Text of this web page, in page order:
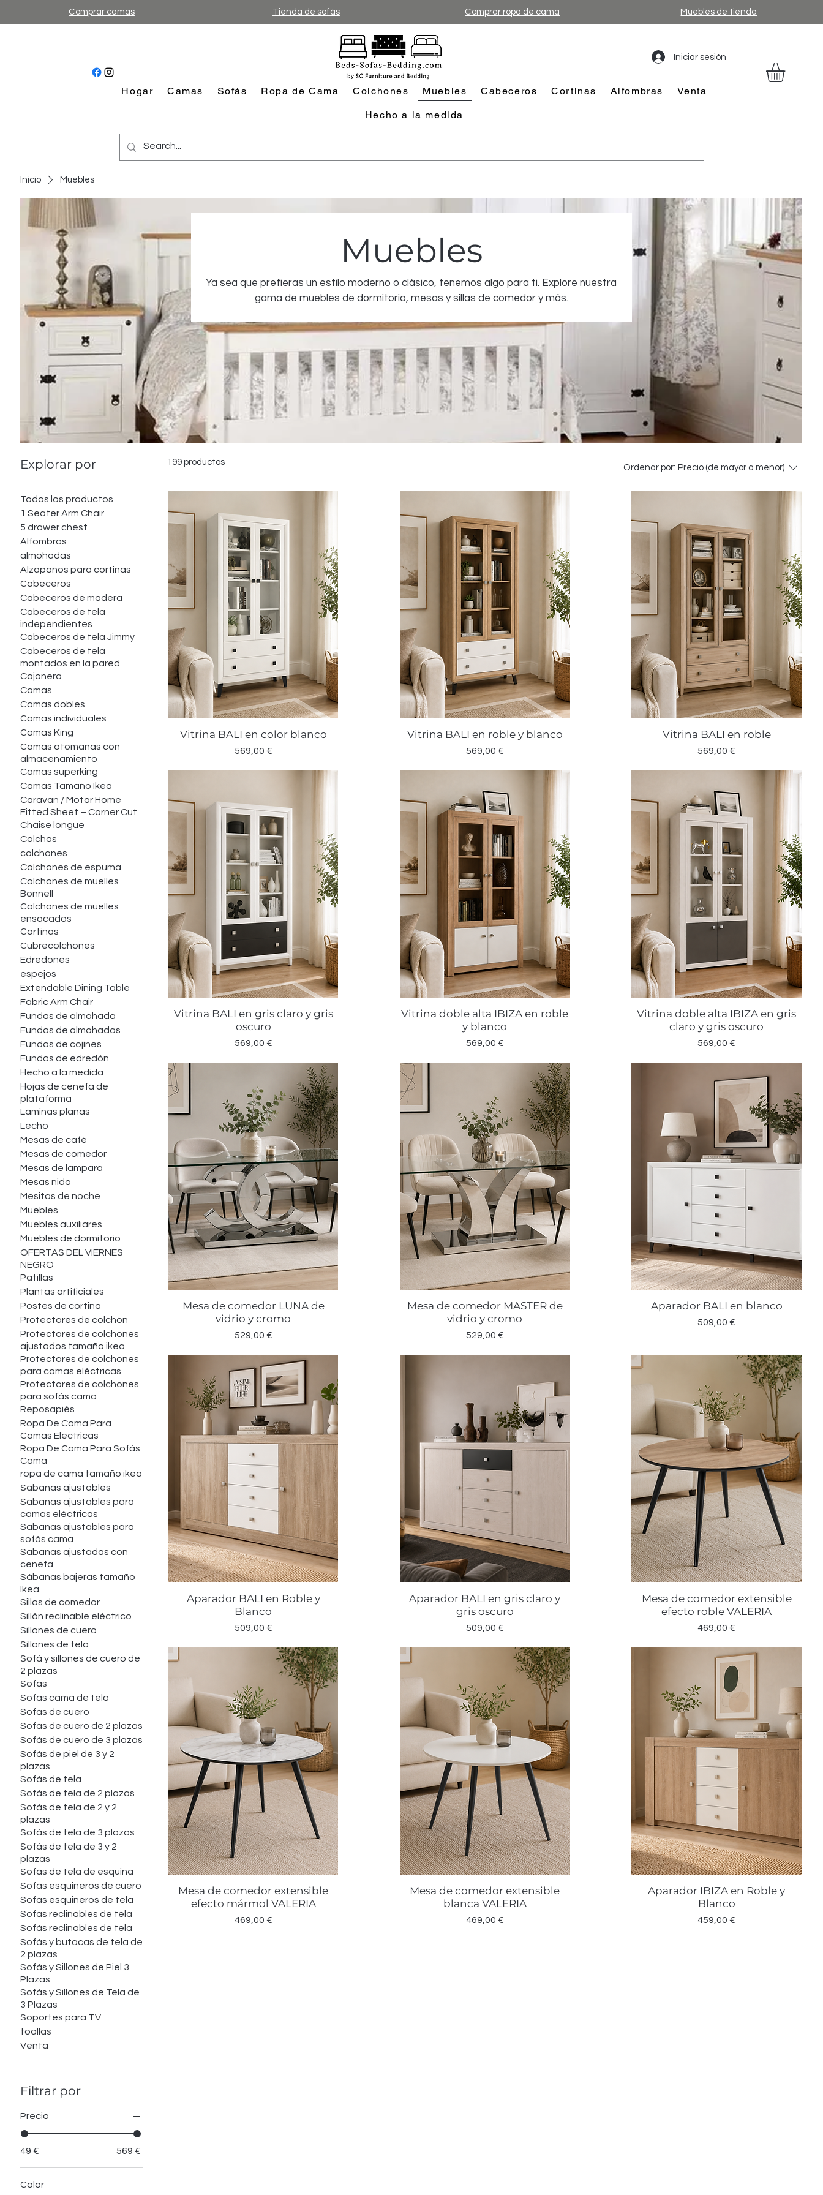
Comprar camas Tienda de sofás Comprar ropa de cama Muebles de tienda
Iniciar sesión
Hogar Camas Sofás Ropa de Cama Colchones Muebles Cabeceros Cortinas Alfombras Venta
Hecho a la medida
Inicio Muebles
Muebles
Ya sea que prefieras un estilo moderno o clásico, tenemos algo para ti. Explore nuestra
gama de muebles de dormitorio, mesas y sillas de comedor y más.
Explorar por
Todos los productos
1 Seater Arm Chair
5 drawer chest
Alfombras
almohadas
Alzapaños para cortinas
Cabeceros
Cabeceros de madera
Cabeceros de tela
independientes
Cabeceros de tela Jimmy
Cabeceros de tela
montados en la pared
Cajonera
Camas
Camas dobles
Camas individuales
Camas King
Camas otomanas con
almacenamiento
Camas superking
Camas Tamaño Ikea
Caravan / Motor Home
Fitted Sheet – Corner Cut
Chaise longue
Colchas
colchones
Colchones de espuma
Colchones de muelles
Bonnell
Colchones de muelles
ensacados
Cortinas
Cubrecolchones
Edredones
espejos
Extendable Dining Table
Fabric Arm Chair
Fundas de almohada
Fundas de almohadas
Fundas de cojines
Fundas de edredón
Hecho a la medida
Hojas de cenefa de
plataforma
Láminas planas
Lecho
Mesas de café
Mesas de comedor
Mesas de lámpara
Mesas nido
Mesitas de noche
Muebles
Muebles auxiliares
Muebles de dormitorio
OFERTAS DEL VIERNES
NEGRO
Patillas
Plantas artificiales
Postes de cortina
Protectores de colchón
Protectores de colchones
ajustados tamaño ikea
Protectores de colchones
para camas eléctricas
Protectores de colchones
para sofás cama
Reposapiés
Ropa De Cama Para
Camas Eléctricas
Ropa De Cama Para Sofás
Cama
ropa de cama tamaño ikea
Sábanas ajustables
Sábanas ajustables para
camas eléctricas
Sábanas ajustables para
sofás cama
Sábanas ajustadas con
cenefa
Sábanas bajeras tamaño
Ikea.
Sillas de comedor
Sillón reclinable eléctrico
Sillones de cuero
Sillones de tela
Sofá y sillones de cuero de
2 plazas
Sofás
Sofás cama de tela
Sofás de cuero
Sofás de cuero de 2 plazas
Sofás de cuero de 3 plazas
Sofás de piel de 3 y 2
plazas
Sofás de tela
Sofás de tela de 2 plazas
Sofás de tela de 2 y 2
plazas
Sofás de tela de 3 plazas
Sofás de tela de 3 y 2
plazas
Sofás de tela de esquina
Sofás esquineros de cuero
Sofás esquineros de tela
Sofás reclinables de tela
Sofás reclinables de tela
Sofás y butacas de tela de
2 plazas
Sofás y Sillones de Piel 3
Plazas
Sofás y Sillones de Tela de
3 Plazas
Soportes para TV
toallas
Venta
Filtrar por
Precio
49 € 569 €
Color
199 productos
Ordenar por: Precio (de mayor a menor)
Vista rápida
Vitrina BALI en color blanco
Precio
569,00 €
Vista rápida
Vitrina BALI en roble y blanco
Precio
569,00 €
Vista rápida
Vitrina BALI en roble
Precio
569,00 €
Vista rápida
Vitrina BALI en gris claro y gris
oscuro
Precio
569,00 €
Vista rápida
Vitrina doble alta IBIZA en roble
y blanco
Precio
569,00 €
Vista rápida
Vitrina doble alta IBIZA en gris
claro y gris oscuro
Precio
569,00 €
Vista rápida
Mesa de comedor LUNA de
vidrio y cromo
Precio
529,00 €
Vista rápida
Mesa de comedor MASTER de
vidrio y cromo
Precio
529,00 €
Vista rápida
Aparador BALI en blanco
Precio
509,00 €
Vista rápida
Aparador BALI en Roble y
Blanco
Precio
509,00 €
Vista rápida
Aparador BALI en gris claro y
gris oscuro
Precio
509,00 €
Vista rápida
Mesa de comedor extensible
efecto roble VALERIA
Precio
469,00 €
Vista rápida
Mesa de comedor extensible
efecto mármol VALERIA
Precio
469,00 €
Vista rápida
Mesa de comedor extensible
blanca VALERIA
Precio
469,00 €
Vista rápida
Aparador IBIZA en Roble y
Blanco
Precio
459,00 €